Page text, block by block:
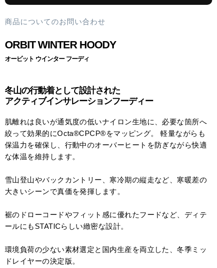
商品についてのお問い合わせ
ORBIT WINTER HOODY
オービット ウインター フーディ
冬山の行動着として設計された
アクティブインサレーションフーディー
肌離れは良いが通気度の低いナイロン生地に、必要な箇所へ
絞って効果的にOcta®CPCP®をマッピング。 軽量ながらも
保温力を確保し、行動中のオーバーヒートを防ぎながら快適
な体温を維持します。
雪山登山やバックカントリー、寒冷期の縦走など、寒暖差の
大きいシーンで真価を発揮します。
裾のドローコードやフィット感に優れたフードなど、ディテ
ールにもSTATICらしい緻密な設計。
環境負荷の少ない素材選定と国内生産を両立した、冬季ミッ
ドレイヤーの決定版。